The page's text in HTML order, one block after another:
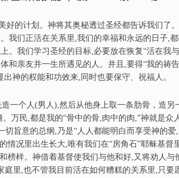
的计划。神将其奥秘透过圣经都告诉我们了
我们正活在关系里,我们的幸福和永远的日子,
。我们学习圣经的目标,必要放在恢复“活在我
和亲友并一生所遇见的人。并且,要得“我的祷
神的权能和功效来,同时也要保守、祝福人。
一个人(男人),然后从他身上取一条肋骨，造另
万民,都是我的“骨中的骨,肉中的肉,”神就是众
旨意的总纲,乃是“人人都能明白而享受神的
情况里出生长大,唯有我们在“房角石”耶稣基督
榜样。神借着基督使我们与他和好,又将劝人与
庭里,也不管我目前活在如何糟糕的关系里,只要